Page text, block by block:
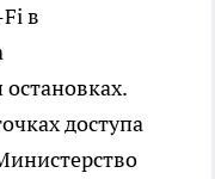
в
доступа